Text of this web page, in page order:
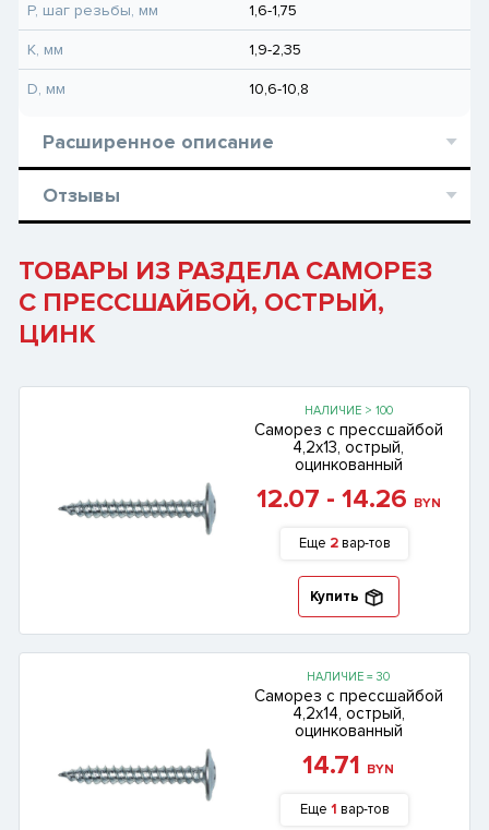
P, шаг резьбы, мм 1,6-1,75
K, мм 1,9-2,35
D, мм 10,6-10,8
Расширенное описание
Отзывы
ТОВАРЫ ИЗ РАЗДЕЛА САМОРЕЗ
С ПРЕССШАЙБОЙ, ОСТРЫЙ,
ЦИНК
НАЛИЧИЕ > 100
Саморез с прессшайбой
4,2х13, острый,
оцинкованный
12.07 - 14.26 BYN
Еще 2 вар-тов
Купить
НАЛИЧИЕ = 30
Саморез с прессшайбой
4,2х14, острый,
оцинкованный
14.71 BYN
Еще 1 вар-тов